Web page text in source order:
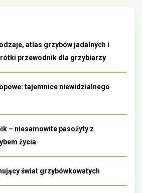
atlas grzybów jadalnych i
przewodnik dla grzybiarzy
tajemnice niewidzialnego
– niesamowite pasożyty z
życia
świat grzybówkowatych